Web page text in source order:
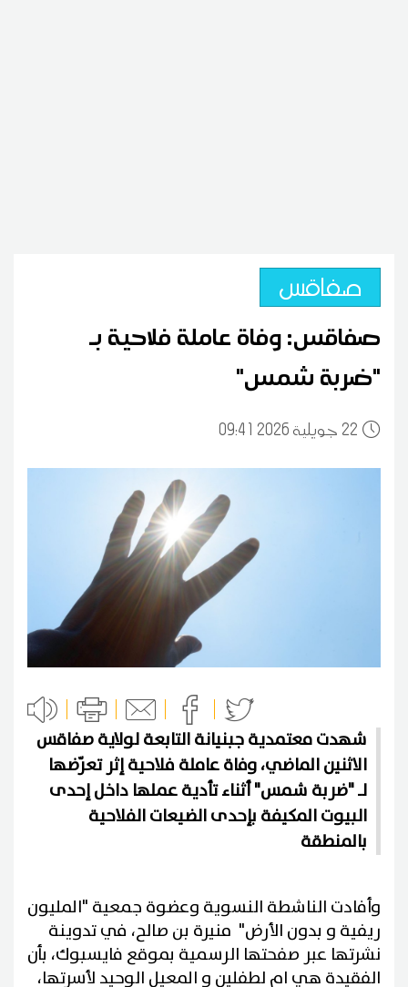
صفاقس
صفاقس: وفاة عاملة فلاحية بـ
"ضربة شمس"
22 09:41 2026 جويلية
شهدت معتمدية جبنيانة التابعة لولاية صفاقس
الاثنين الماضي، وفاة عاملة فلاحية إثر تعرّضها
لـ "ضربة شمس" أثناء تأدية عملها داخل إحدى
البيوت المكيفة بإحدى الضيعات الفلاحية
بالمنطقة
وأفادت الناشطة النسوية وعضوة جمعية "المليون
ريفية و بدون الأرض" منيرة بن صالح، في تدوينة
نشرتها عبر صفحتها الرسمية بموقع فايسبوك، بأن
الفقيدة هي ام لطفلين و المعيل الوحيد لأسرتها،